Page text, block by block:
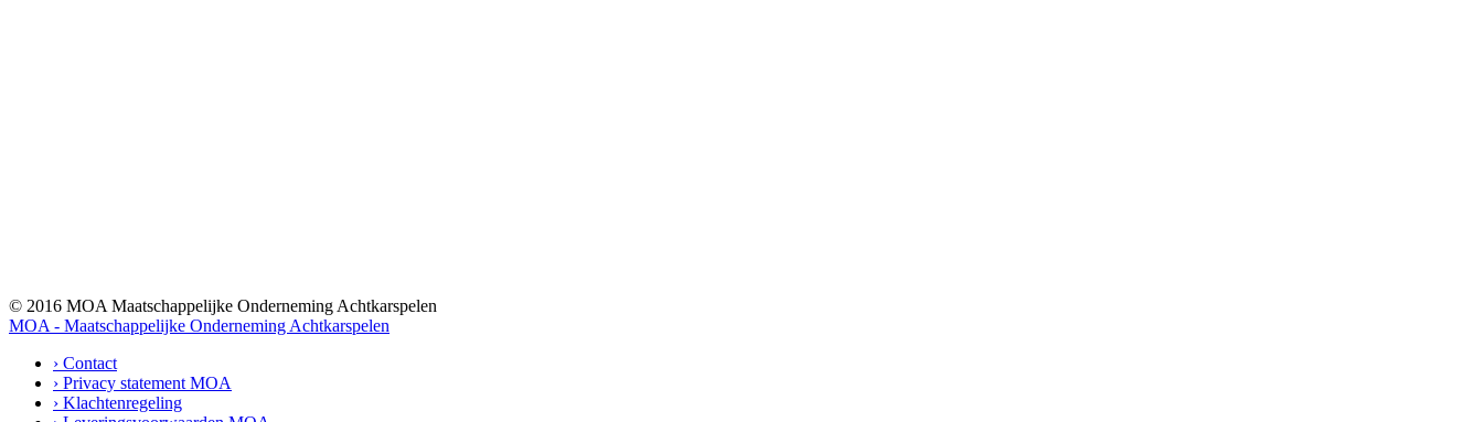
© 2016 MOA Maatschappelijke Onderneming Achtkarspelen
MOA - Maatschappelijke Onderneming Achtkarspelen
› Contact
› Privacy statement MOA
› Klachtenregeling